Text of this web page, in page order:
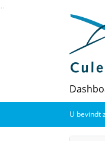
Ga naar de inhoud van
Ga naar het zoeken
Ga naar het menu
U bevindt